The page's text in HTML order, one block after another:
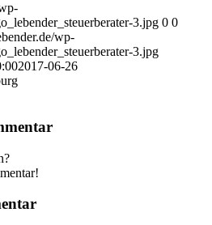
3.jpg 0 0
wp-
3.jpg
2017-06-26